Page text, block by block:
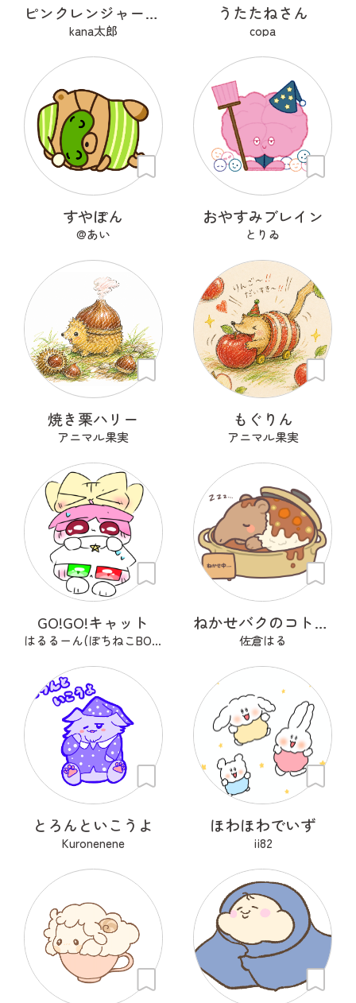
ピンクレンジャーアフロ🩷
kana太郎
うたたねさん
copa
すやぽん
@あい
おやすみブレイン
とりゐ
焼き栗ハリー
アニマル果実
もぐりん
アニマル果実
GO!GO!キャット
はるるーん(ぽちねこBOOKS)
ねかせバクのコトコト
佐倉はる
とろんといこうよ
Kuronenene
ほわほわでいず
ii82